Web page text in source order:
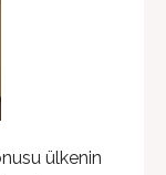
ülkenin